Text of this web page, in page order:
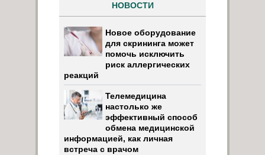
НОВОСТИ
Новое оборудование
для скрининга может
помочь исключить
риск аллергических
реакций
Телемедицина
настолько же
эффективный способ
обмена медицинской
информацией, как личная
встреча с врачом